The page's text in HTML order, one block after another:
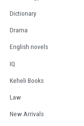
Dictionary
Drama
English novels
IQ
Keheli Books
Law
New Arrivals